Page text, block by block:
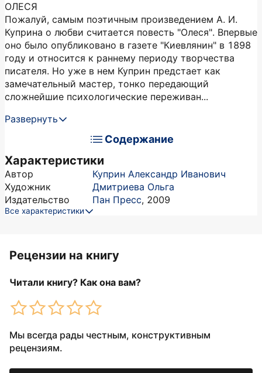
ОЛЕСЯ
Пожалуй, самым поэтичным произведением А. И.
Куприна о любви считается повесть "Олеся". Впервые
оно было опубликовано в газете "Киевлянин" в 1898
году и относится к раннему периоду творчества
писателя. Но уже в нем Куприн предстает как
замечательный мастер, тонко передающий
сложнейшие психологические переживан...
Развернуть
Содержание
Характеристики
Автор
Куприн Александр Иванович
Художник
Дмитриева Ольга
Издательство
Пан Пресс, 2009
Все характеристики
Рецензии на книгу
Читали книгу? Как она вам?
Мы всегда рады честным, конструктивным
рецензиям.